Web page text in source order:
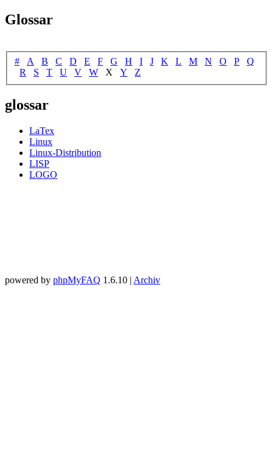
Glossar
# A B C D E F G H I J K L M N O P
Q
R
S T U V W X Y Z
glossar
LaTex
Linux
Linux-Distribution
LISP
LOGO
powered by phpMyFAQ 1.6.10 | Archiv